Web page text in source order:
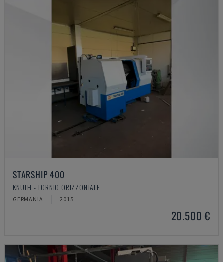
STARSHIP 400
KNUTH - TORNIO ORIZZONTALE
GERMANIA 2015
20.500 €